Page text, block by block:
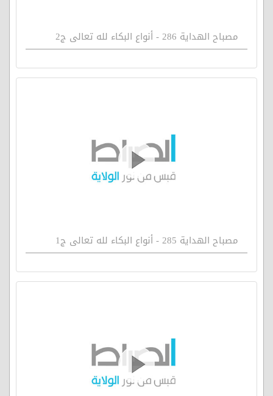
مصباح الهداية 286 - أنواع البكاء لله تعالى ج2
مصباح الهداية 285 - أنواع البكاء لله تعالى ج1